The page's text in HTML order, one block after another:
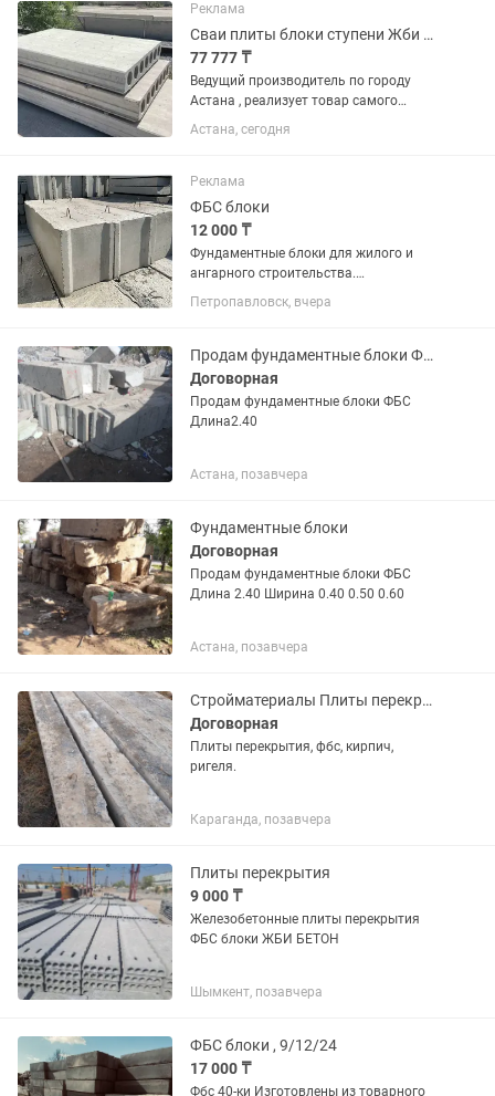
Реклама
Сваи плиты блоки ступени Жби Фбс
77 777 ₸
Ведущий производитель по городу
Астана , реализует товар самого
высшего качества ( сваи от 4 метров
до 12, плиты перекрытия от 2 метров
размеров и многое другое)
Астана, сегодня
Реклама
ФБС блоки
12 000 ₸
Фундаментные блоки для жилого и
ангарного строительства.
Изготовлены из высококачественного
бетона. Имеются несколько размеров.
юр. лицами. Ликвидация цен в...
Петропавловск, вчера
Продам фундаментные блоки ФБС
Договорная
Продам фундаментные блоки ФБС
Длина2.40
Астана, позавчера
Фундаментные блоки
Договорная
Продам фундаментные блоки ФБС
Длина 2.40 Ширина 0.40 0.50 0.60
Астана, позавчера
Стройматериалы Плиты перекрытия
Договорная
Плиты перекрытия, фбс, кирпич,
ригеля.
Караганда, позавчера
Плиты перекрытия
9 000 ₸
Железобетонные плиты перекрытия
ФБС блоки ЖБИ БЕТОН
Шымкент, позавчера
ФБС блоки , 9/12/24
17 000 ₸
Фбс 40-ки Изготовлены из товарного